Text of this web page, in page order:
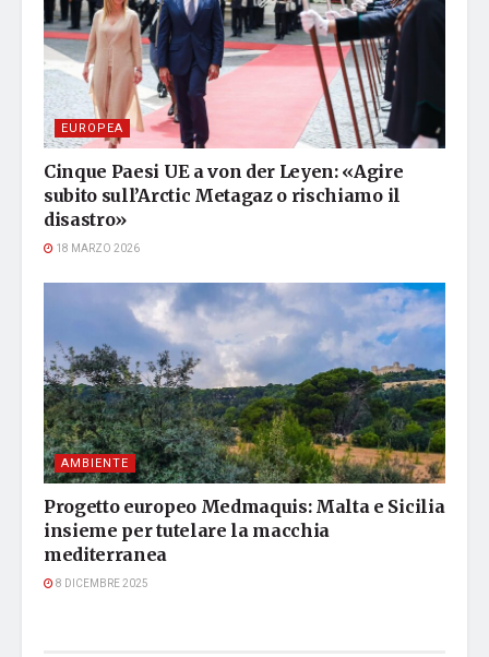
EUROPEA
Cinque Paesi UE a von der Leyen: «Agire
subito sull’Arctic Metagaz o rischiamo il
disastro»
18 MARZO 2026
AMBIENTE
Progetto europeo Medmaquis: Malta e Sicilia
insieme per tutelare la macchia
mediterranea
8 DICEMBRE 2025